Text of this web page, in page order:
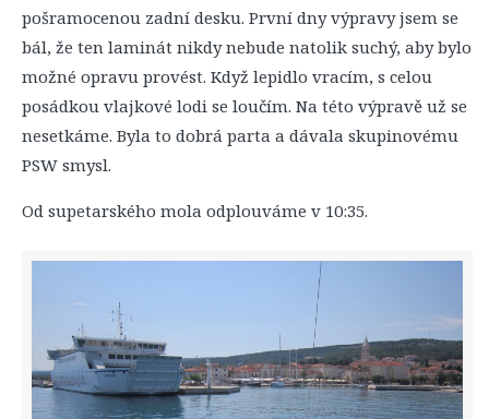
pošramocenou zadní desku. První dny výpravy jsem se
bál, že ten laminát nikdy nebude natolik suchý, aby bylo
možné opravu provést. Když lepidlo vracím, s celou
posádkou vlajkové lodi se loučím. Na této výpravě už se
nesetkáme. Byla to dobrá parta a dávala skupinovému
PSW smysl.
Od supetarského mola odplouváme v 10:35.